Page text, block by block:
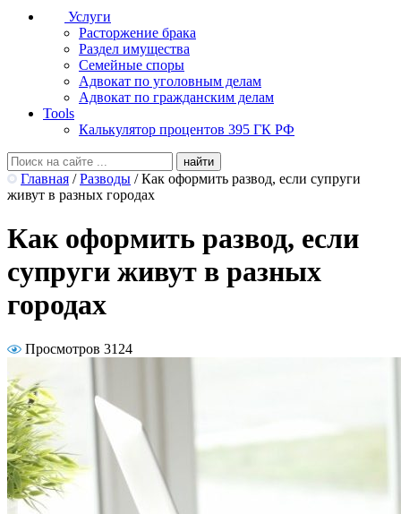
Услуги
Расторжение брака
Раздел имущества
Семейные споры
Адвокат по уголовным делам
Адвокат по гражданским делам
Tools
Калькулятор процентов 395 ГК РФ
Главная / Разводы / Как оформить развод, если супруги
живут в разных городах
Как оформить развод, если
супруги живут в разных
городах
Просмотров 3124